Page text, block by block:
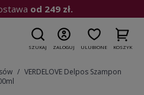
| Wysyłka dziś
SZUKAJ ZALOGUJ ULUBIONE KOSZYK
VERDELOVE Delpos Szampon